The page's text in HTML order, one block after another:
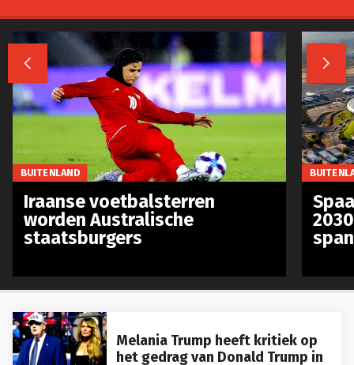
Melania Trump heeft kritiek op
het gedrag van Donald Trump in
 
BUITENLAND
Iraanse voetbalsterren
worden Australische
staatsburgers